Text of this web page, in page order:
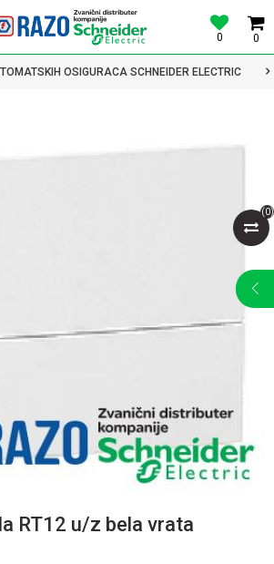
0
0
OSIGURACA SCHNEIDER ELECTRIC
(0)
RT12 u/z bela vrata